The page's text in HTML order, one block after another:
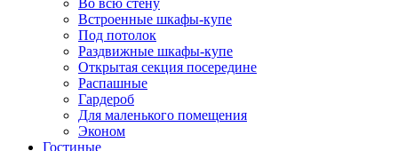
Во всю стену
Встроенные шкафы-купе
Под потолок
Раздвижные шкафы-купе
Открытая секция посередине
Распашные
Гардероб
Для маленького помещения
Эконом
Гостиные